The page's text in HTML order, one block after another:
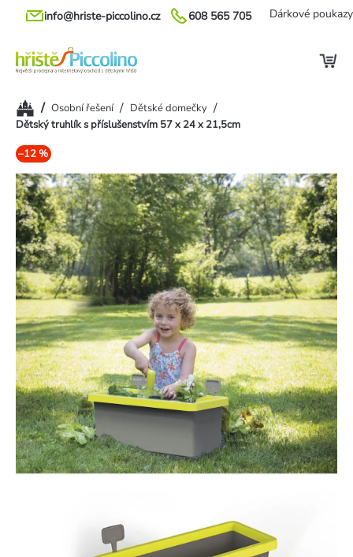
Přejít
608 565 705
info@hriste-piccolino.cz Dárkové poukazy
Domů/ Osobní řešení / Dětské domečky /
Dětský truhlík s příslušenstvím 57 x 24 x 21,5cm
–12 %